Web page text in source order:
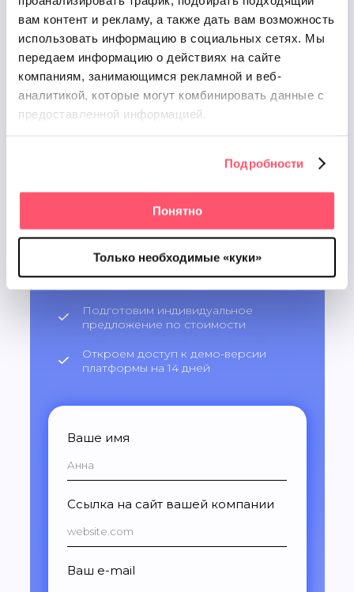
вам контент и рекламу, а также дать вам возможность
использовать информацию в социальных сетях. Мы
передаем информацию о действиях на сайте
компаниям, занимающимся рекламной и веб-
аналитикой, которые могут комбинировать данные с
предоставленной информацией.
Подробности
Понятно
Только необходимые «куки»
счастья»
Ваше имя
Ссылка на сайт вашей компании
Ваш e-mail
Протестируйте
дадим рекомендации по
увеличению потока клиентов
Разберем ваши цели и задачи,
подберем подходящий набор
инструментов
Подготовим индивидуальное
предложение по стоимости
Откроем доступ к демо-версии
платформы на 14 дней